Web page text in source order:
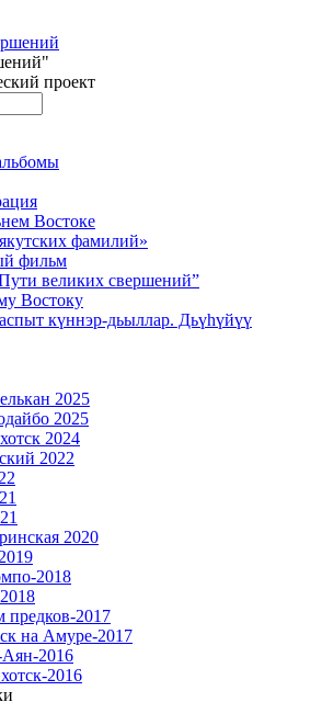
проект
Востоке
фамилий»
фильм
великих свершений”
Востоку
күннэр-дьыллар. Дьүһүйүү
2025
2025
2024
2022
2020
2018
предков-2017
на Амуре-2017
2016
2016